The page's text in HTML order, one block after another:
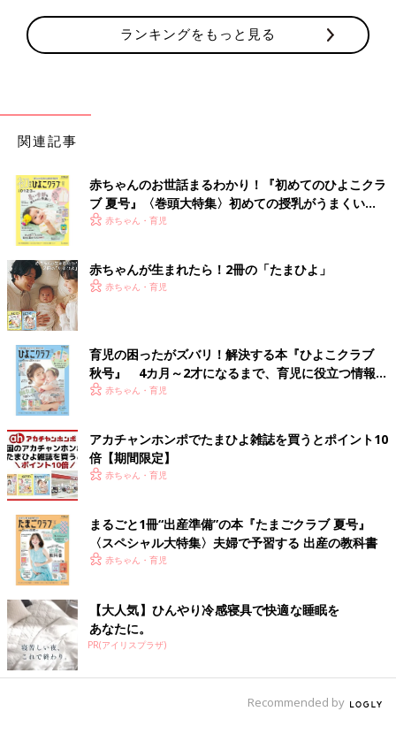
ランキングをもっと見る
関連記事
赤ちゃんのお世話まるわかり！『初めてのひよこクラ
ブ 夏号』〈巻頭大特集〉初めての授乳がうまくい
く！ おっぱい・ミルクの基本と夏のトラブル 解決テ
赤ちゃん・育児
赤ちゃんが生まれたら！2冊の「たまひよ」
赤ちゃん・育児
育児の困ったがズバリ！解決する本『ひよこクラブ
秋号』 4カ月～2才になるまで、育児に役立つ情報が
いっぱい！
赤ちゃん・育児
アカチャンホンポでたまひよ雑誌を買うとポイント10
倍【期間限定】
赤ちゃん・育児
まるごと1冊“出産準備”の本『たまごクラブ 夏号』
〈スペシャル大特集〉夫婦で予習する 出産の教科書
赤ちゃん・育児
【大人気】ひんやり冷感寝具で快適な睡眠を
あなたに。
PR(アイリスプラザ)
Recommended by